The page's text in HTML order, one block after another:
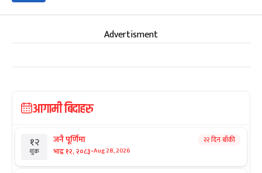
Advertisment
आगामी बिदाहरु
१२
शुक्र
जनै पूर्णिमा
भाद्र १२, २०८३-Aug 28, 2026
२२ दिन बाँकी